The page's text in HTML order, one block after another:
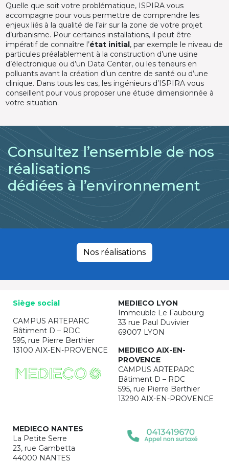
Quelle que soit votre problématique, ISPIRA vous
accompagne pour vous permettre de comprendre les
enjeux liés à la qualité de l’air sur la zone de votre projet
d’urbanisme. Pour certaines installations, il peut être
impératif de connaître l’état initial, par exemple le niveau de
particules préalablement à la construction d’une usine
d’électronique ou d’un Data Center, ou les teneurs en
polluants avant la création d’un centre de santé ou d’une
clinique. Dans tous les cas, les ingénieurs d’ISPIRA vous
conseillent pour vous proposer une étude dimensionnée à
votre situation.
Consultez l’ensemble de nos
réalisations
dédiées à l’environnement
Nos réalisations
Siège social
CAMPUS ARTEPARC
Bâtiment D – RDC
595, rue Pierre Berthier
13100 AIX-EN-PROVENCE
MEDIECO LYON
Immeuble Le Faubourg
33 rue Paul Duvivier
69007 LYON
MEDIECO AIX-EN-
PROVENCE
CAMPUS ARTEPARC
Bâtiment D – RDC
595, rue Pierre Berthier
13290 AIX-EN-PROVENCE
MEDIECO NANTES
La Petite Serre
23, rue Gambetta
44000 NANTES